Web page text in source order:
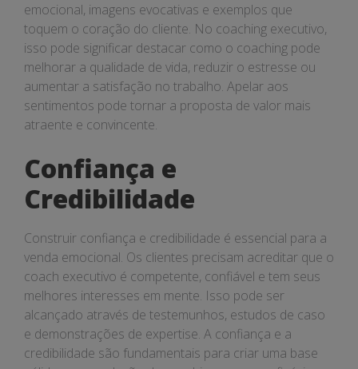
emocional, imagens evocativas e exemplos que
toquem o coração do cliente. No coaching executivo,
isso pode significar destacar como o coaching pode
melhorar a qualidade de vida, reduzir o estresse ou
aumentar a satisfação no trabalho. Apelar aos
sentimentos pode tornar a proposta de valor mais
atraente e convincente.
Confiança e
Credibilidade
Construir confiança e credibilidade é essencial para a
venda emocional. Os clientes precisam acreditar que o
coach executivo é competente, confiável e tem seus
melhores interesses em mente. Isso pode ser
alcançado através de testemunhos, estudos de caso
e demonstrações de expertise. A confiança e a
credibilidade são fundamentais para criar uma base